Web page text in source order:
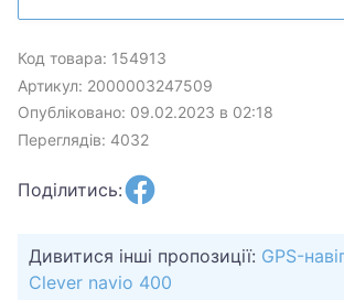
Код товара: 154913
Артикул: 2000003247509
Опубліковано: 09.02.2023 в 02:18
Переглядів: 4032
Поділитись:
Дивитися інші пропозиції: GPS-
Clever navio 400